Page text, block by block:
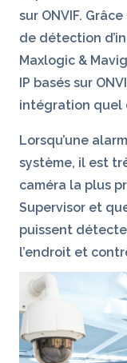
sur ONVIF.
de détection
Maxlogic &
IP basés sur
intégration quel
Lorsqu’une
système, il est
caméra la plus
Supervisor et
puissent
l’endroit et